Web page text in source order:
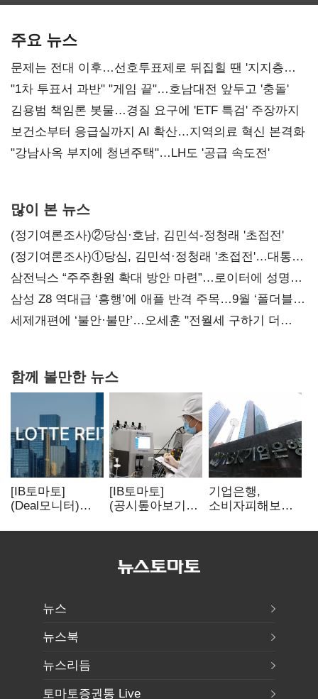
주요 뉴스
문제는 전대 이후…선호투표제로 뒤집힐 땐 '지지층
불복'
"1차 투표서 과반" "게임 끝"…호남대전 앞두고 '충돌'
김용범 책임론 봇물…경질 요구에 'ETF 특검' 주장까지
보건소부터 응급실까지 AI 확산…지역의료 혁신 본격화
"강남사옥 부지에 청년주택"…LH도 '공급 속도전'
많이 본 뉴스
(정기여론조사)②당심·호남, 김민석-정청래 '초접전'
(정기여론조사)①당심, 김민석·정청래 '초접전'…대통령
지지도 '50% 아래로'(종합)
삼전닉스 “주주환원 확대 방안 마련”…로이터에 성명
보내
삼성 Z8 역대급 ‘흥행’에 애플 반격 주목…9월 ‘폴더블
대전’
세제개편에 ‘불안·불만’…오세훈 "전월세 구하기 더
함께 볼만한 뉴스
[IB토마토]
(Deal모니터)
발행…빠듯한
[IB토마토]
(공시톺아보기)
무엇이 '중요한
기업은행,
소비자피해보상
보이스피싱 공시
뉴스
뉴스북
뉴스리듬
토마토증권통 Live